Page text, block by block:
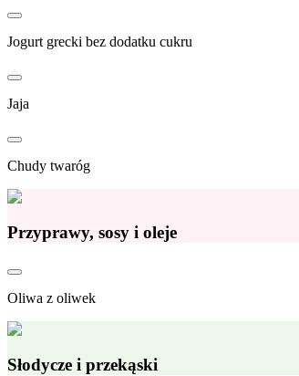
Jogurt grecki bez dodatku cukru
Jaja
Chudy twaróg
Przyprawy, sosy i oleje
Oliwa z oliwek
Słodycze i przekąski